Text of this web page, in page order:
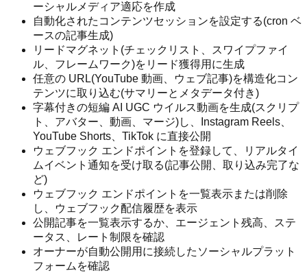
ーシャルメディア適応を作成
自動化されたコンテンツセッションを設定する(cron ベ
ースの記事生成)
リードマグネット(チェックリスト、スワイプファイ
ル、フレームワーク)をリード獲得用に生成
任意の URL(YouTube 動画、ウェブ記事)を構造化コン
テンツに取り込む(サマリーとメタデータ付き)
字幕付きの短編 AI UGC ウイルス動画を生成(スクリプ
ト、アバター、動画、マージ)し、Instagram Reels、
YouTube Shorts、TikTok に直接公開
ウェブフック エンドポイントを登録して、リアルタイ
ムイベント通知を受け取る(記事公開、取り込み完了な
ど)
ウェブフック エンドポイントを一覧表示または削除
し、ウェブフック配信履歴を表示
公開記事を一覧表示するか、エージェント残高、ステ
ータス、レート制限を確認
オーナーが自動公開用に接続したソーシャルプラット
フォームを確認